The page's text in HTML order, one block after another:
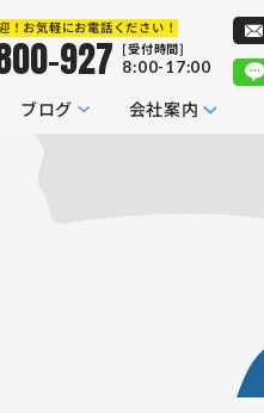
ブログ 会社案内
！お気軽にお電話ください！
927 [受付時間]
8:00-17:00